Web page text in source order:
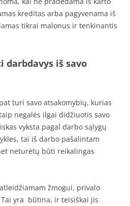
kreditas arba pagyvenama iš
tikrai malonus ir tenkinantis
iš savo
turi savo atsakomybių, kurias
negalės ilgai didžiuotis savo
vyksta pagal darbo sąlygų
tai iš darbo pašalintam
neturėtų būti reikalingas
žmogui, privalo
yra būtina, ir teisiškai jis